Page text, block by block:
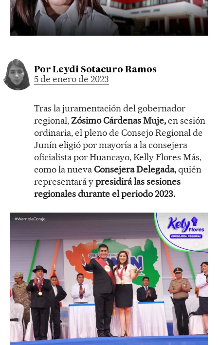
Por Leydi Sotacuro Ramos
5 de enero de 2023
Tras la juramentación del gobernador
regional,Zósimo Cárdenas Muje,en sesión
ordinaria, el pleno de Consejo Regional de
Junín eligió por mayoría a la consejera
oficialista por Huancayo, Kelly Flores Más,
como la nuevaConsejera Delegada,quién
representará ypresidirá las sesiones
regionales durante el periodo 2023.